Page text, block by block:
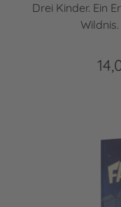
Drei Kinder. Ein